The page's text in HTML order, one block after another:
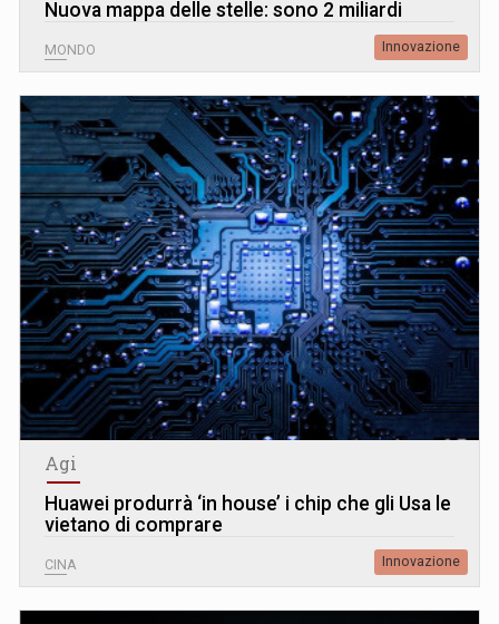
Nuova mappa delle stelle: sono 2 miliardi
MONDO Innovazione
Agi
Huawei produrrà ‘in house’ i chip che gli Usa le
vietano di comprare
CINA Innovazione